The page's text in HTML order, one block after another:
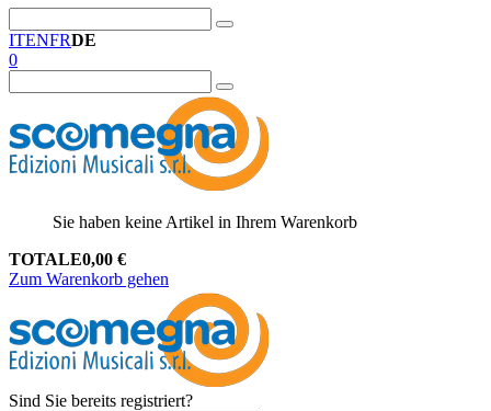
ITENFRDE
0
Sie haben keine Artikel in Ihrem Warenkorb
TOTALE0,00 €
Zum Warenkorb gehen
Sind Sie bereits registriert?